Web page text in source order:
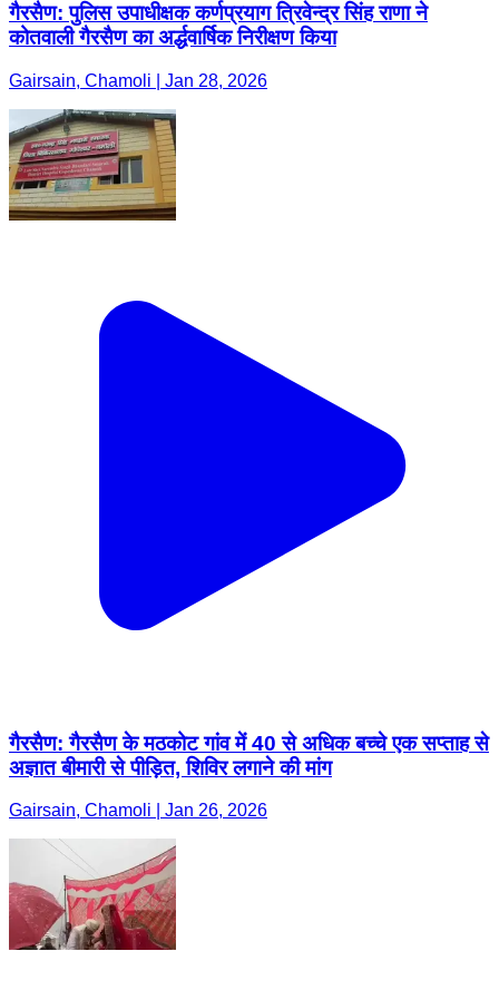
गैरसैण: पुलिस उपाधीक्षक कर्णप्रयाग त्रिवेन्द्र सिंह राणा ने
कोतवाली गैरसैण का अर्द्धवार्षिक निरीक्षण किया
Gairsain, Chamoli | Jan 28, 2026
गैरसैण: गैरसैण के मठकोट गांव में 40 से अधिक बच्चे एक सप्ताह से
अज्ञात बीमारी से पीड़ित, शिविर लगाने की मांग
Gairsain, Chamoli | Jan 26, 2026